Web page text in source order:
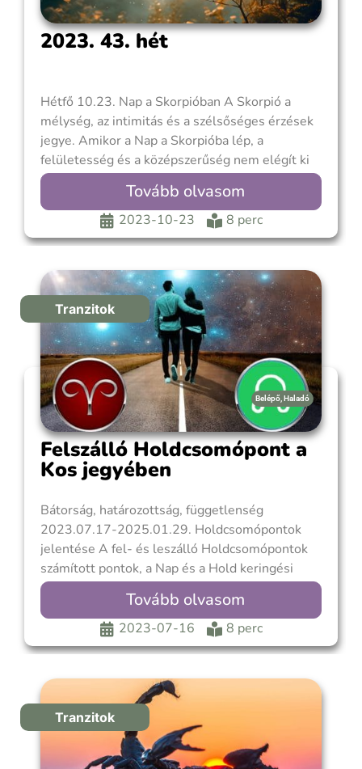
2023. 43. hét
Hétfő 10.23. Nap a Skorpióban A Skorpió a
mélység, az intimitás és a szélsőséges érzések
jegye. Amikor a Nap a Skorpióba lép, a
felületesség és a középszerűség nem elégít ki
minket. Ott van bennünk a vágy, hogy a dolgok
mélyére ássunk. Mindaz, ami rejtett, tabu, titkos
vagy elfojtott, érdekel bennünket.
Tovább olvasom
2023-10-23 8 perc
Tranzitok
Belépő Haladó
Felszálló Holdcsomópont a
Kos jegyében
Bátorság, határozottság, függetlenség
2023.07.17-2025.01.29. Holdcsomópontok
jelentése A fel- és leszálló Holdcsomópontok
számított pontok, a Nap és a Hold keringési
pályáinak metszéspontjai. A horoszkópábrában
pontosan egymással szemben találhatóak. Nem
sugárzó pontok, csak rájuk vethetnek fényszöget
a planéták. Mozgásuk mindig retrográd és igen
egy
Tovább olvasom
2023-07-16 8 perc
Tranzitok